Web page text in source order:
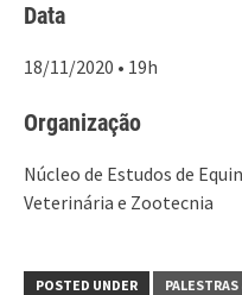
Data
18/11/2020 • 19h
Organização
Núcleo de Estudos de
Veterinária e Zootecnia
POSTED UNDER